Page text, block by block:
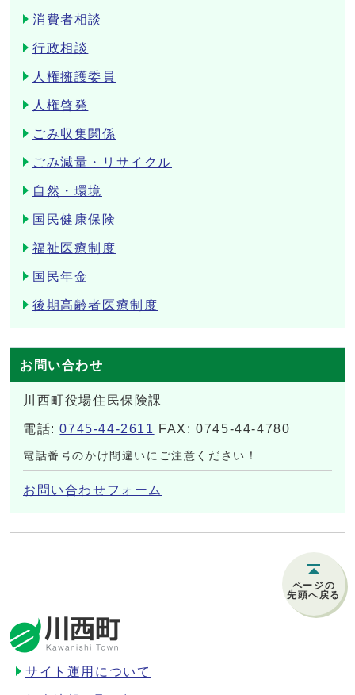
消費者相談
行政相談
人権擁護委員
人権啓発
ごみ収集関係
ごみ減量・リサイクル
自然・環境
国民健康保険
福祉医療制度
国民年金
後期高齢者医療制度
お問い合わせ
川西町役場住民保険課
電話:0745-44-2611 FAX: 0745-44-4780
電話番号のかけ間違いにご注意ください！
お問い合わせフォーム
ページの
先頭へ戻る
サイト運用について